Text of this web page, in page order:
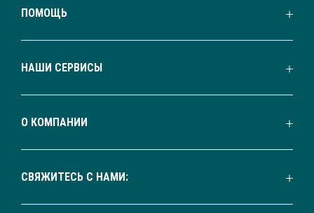
ПОМОЩЬ
НАШИ СЕРВИСЫ
О КОМПАНИИ
СВЯЖИТЕСЬ С НАМИ: